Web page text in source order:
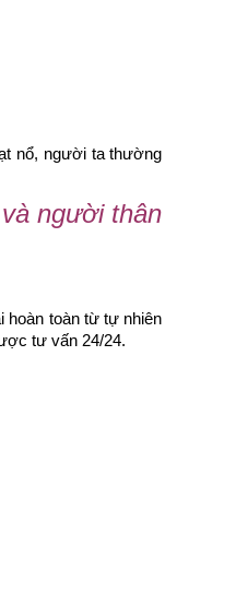
nổ, người ta thường
người thân
hoàn toàn từ tự nhiên
tư vấn 24/24.